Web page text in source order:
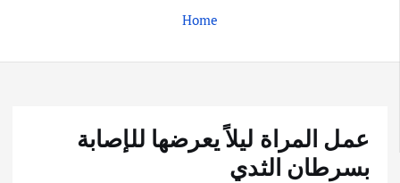
Home
عمل المراة ليلاً يعرضها للإصابة
بسرطان الثدي